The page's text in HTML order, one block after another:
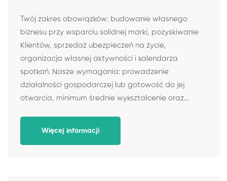
Twój zakres obowiązków: budowanie własnego
biznesu przy wsparciu solidnej marki, pozyskiwanie
Klientów, sprzedaż ubezpieczeń na życie,
organizacja własnej aktywności i kalendarza
spotkań. Nasze wymagania: prowadzenie
działalności gospodarczej lub gotowość do jej
otwarcia, minimum średnie wykształcenie oraz...
Więcej informacji